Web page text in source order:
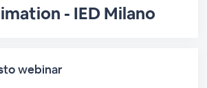
- IED Milano
webinar